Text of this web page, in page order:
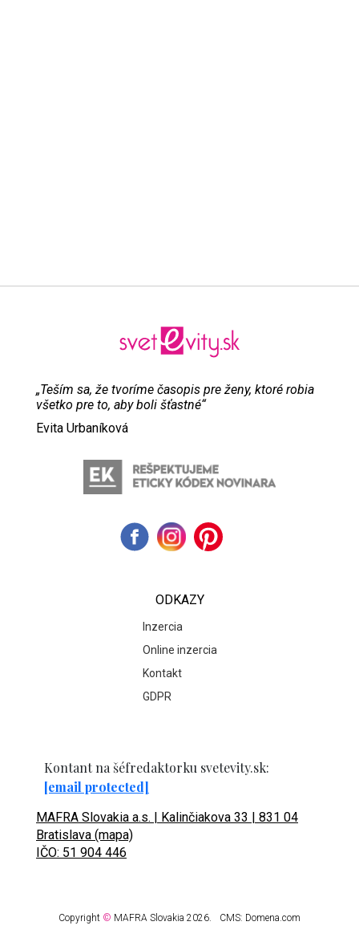
„Teším sa, že tvoríme časopis pre ženy, ktoré robia
všetko pre to, aby boli šťastné“
Evita Urbaníková
ODKAZY
Inzercia
Online inzercia
Kontakt
GDPR
Kontant na šéfredaktorku svetevity.sk:
[email protected]
MAFRA Slovakia a.s. | Kalinčiakova 33 | 831 04
Bratislava (mapa)
IČO: 51 904 446
Copyright © MAFRA Slovakia 2026. CMS: Domena.com